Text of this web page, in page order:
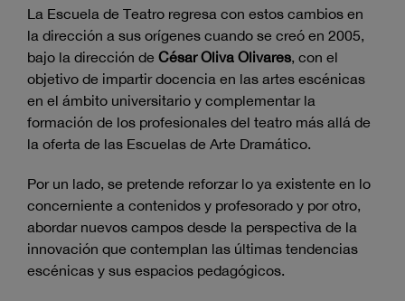
La Escuela de Teatro regresa con estos cambios en
la dirección a sus orígenes cuando se creó en 2005,
bajo la dirección de César Oliva Olivares, con el
objetivo de impartir docencia en las artes escénicas
en el ámbito universitario y complementar la
formación de los profesionales del teatro más allá de
la oferta de las Escuelas de Arte Dramático.
Por un lado, se pretende reforzar lo ya existente en lo
concerniente a contenidos y profesorado y por otro,
abordar nuevos campos desde la perspectiva de la
innovación que contemplan las últimas tendencias
escénicas y sus espacios pedagógicos.